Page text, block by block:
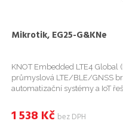
Mikrotik, EG25-G&KNe
KNOT Embedded LTE4 Global
průmyslová LTE/BLE/GNSS
automatizační systémy a IoT
lištu. Zařízen...
1 538 Kč bez DPH